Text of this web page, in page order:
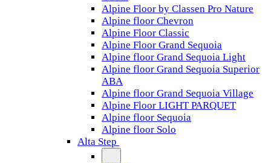
Alpine Floor by Classen Pro Nature
Alpine floor Chevron
Alpine Floor Classic
Alpine Floor Grand Sequoia
Alpine floor Grand Sequoia Light
Alpine floor Grand Sequoia Superior
ABA
Alpine floor Grand Sequoia Village
Alpine Floor LIGHT PARQUET
Alpine floor Sequoia
Alpine floor Solo
Alta Step